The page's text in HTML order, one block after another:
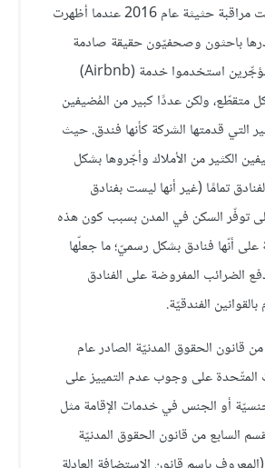
الشركة وُضعت تحت مراقبة حثيثة عام 2016 عندما أظهرت
باحثون وصحفيّون حقيقة صادمة
مفادها أن أغلب المؤجِّرين استخدموا خدمة (Airbnb)
متقطّع، ولكن عددًا كبير من المُضيفين
التي قدمتها الشركة كأنها فندق. حيث
الكثير من الأملاك وأجّروها بشكل
تمامًا (غير أنها ليست بفنادق
على توفّر السكن في المدن بسبب كون هذه
على أنّها فنادق بشكل رسميّ؛ ما جعلّها
الضرائب المفروضة على الفنادق
الفندقيّة.
قانون الحقوق المدنيّة الصادر عام
المتّحدة على وجوب عدم التمييز على
أو الجنس في خدمات الإقامة مثل
السابع من قانون الحقوق المدنيّة